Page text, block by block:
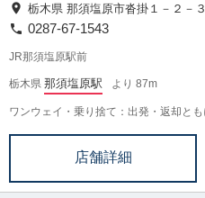
栃木県 那須塩原市沓掛１－２－３
0287-67-1543
JR那須塩原駅前
栃木県 那須塩原駅 より 87m
ワンウェイ・乗り捨て：出発・返却と
店舗詳細